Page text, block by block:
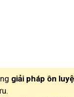
giải pháp ôn